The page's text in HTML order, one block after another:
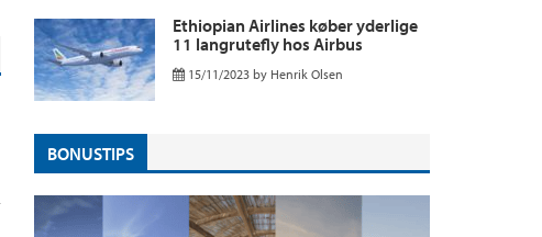
Ethiopian Airlines køber yderlige
11 langrutefly hos Airbus
15/11/2023 by Henrik Olsen
BONUSTIPS